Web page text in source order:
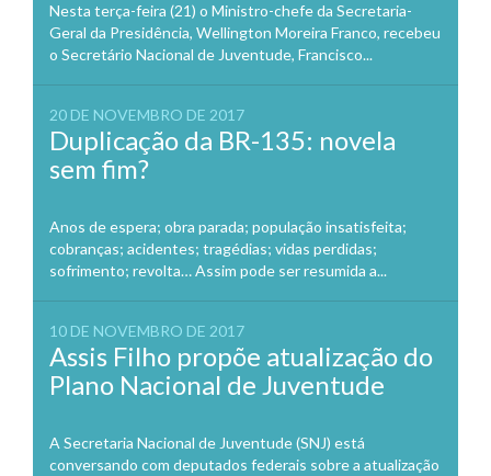
Nesta terça-feira (21) o Ministro-chefe da Secretaria-
Geral da Presidência, Wellington Moreira Franco, recebeu
o Secretário Nacional de Juventude, Francisco...
20 DE NOVEMBRO DE 2017
Duplicação da BR-135: novela
sem fim?
Anos de espera; obra parada; população insatisfeita;
cobranças; acidentes; tragédias; vidas perdidas;
sofrimento; revolta… Assim pode ser resumida a...
10 DE NOVEMBRO DE 2017
Assis Filho propõe atualização do
Plano Nacional de Juventude
A Secretaria Nacional de Juventude (SNJ) está
conversando com deputados federais sobre a atualização